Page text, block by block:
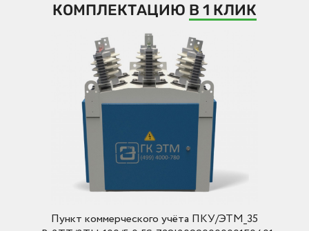
КОМПЛЕКТАЦИЮ В 1 КЛИК
Пункт коммерческого учёта ПКУ/ЭТМ_35